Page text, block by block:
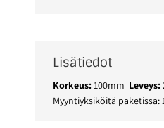
Lisätiedot
Korkeus:100mm Leveys:
Myyntiyksiköitä paketissa: